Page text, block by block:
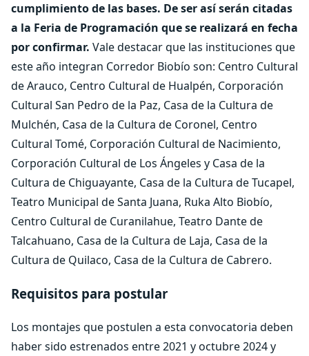
cumplimiento de las bases. De ser así serán citadas
a la Feria de Programación que se realizará en fecha
por confirmar. Vale destacar que las instituciones que
este año integran Corredor Biobío son: Centro Cultural
de Arauco, Centro Cultural de Hualpén, Corporación
Cultural San Pedro de la Paz, Casa de la Cultura de
Mulchén, Casa de la Cultura de Coronel, Centro
Cultural Tomé, Corporación Cultural de Nacimiento,
Corporación Cultural de Los Ángeles y Casa de la
Cultura de Chiguayante, Casa de la Cultura de Tucapel,
Teatro Municipal de Santa Juana, Ruka Alto Biobío,
Centro Cultural de Curanilahue, Teatro Dante de
Talcahuano, Casa de la Cultura de Laja, Casa de la
Cultura de Quilaco, Casa de la Cultura de Cabrero.
Requisitos para postular
Los montajes que postulen a esta convocatoria deben
haber sido estrenados entre 2021 y octubre 2024 y